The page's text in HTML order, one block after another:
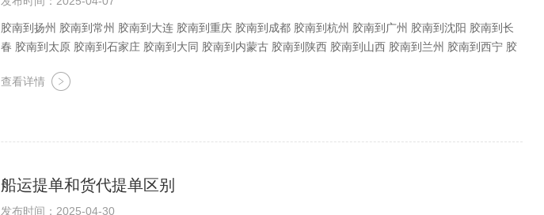
胶南到扬州 胶南到常州 胶南到大连 胶南到重庆 胶南到成都 胶南到杭州 胶南到广州 胶南到沈阳 胶南到长
春 胶南到太原 胶南到石家庄 胶南到大同 胶南到内蒙古 胶南到陕西 胶南到山西 胶南到兰州 胶南到西宁 胶
查看详情
船运提单和货代提单区别
发布时间：2025-04-30